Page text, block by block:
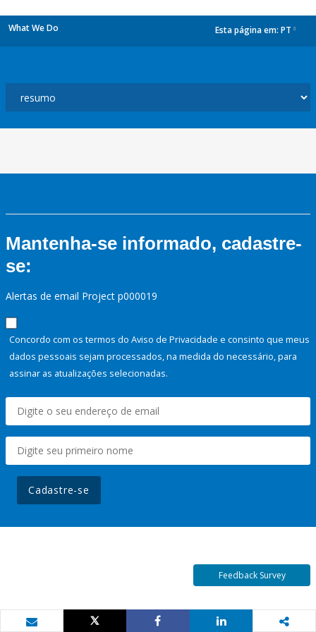
What We Do Esta página em: PT
Mantenha-se informado, cadastre-
se:
Alertas de email Project p000019
Concordo com os termos do Aviso de Privacidade e consinto que meus
dados pessoais sejam processados, na medida do necessário, para
assinar as atualizações selecionadas.
Cadastre-se
Feedback Survey